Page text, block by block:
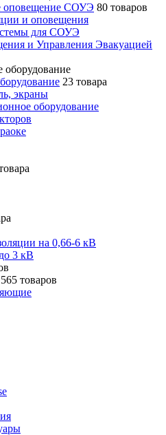
оповещение СОУЭ 80 товаров
и оповещения
для СОУЭ
и Управления Эвакуацией
23 товара
экраны
оборудование
на 0,66-6 кВ
3 кВ
565 товаров